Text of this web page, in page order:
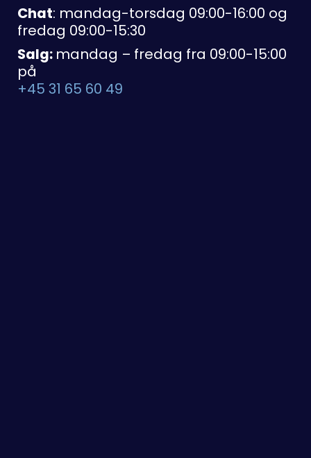
Chat: mandag-torsdag 09:00-16:00 og
fredag 09:00-15:30
Salg: mandag – fredag fra 09:00-15:00
på
+45 31 65 60 49